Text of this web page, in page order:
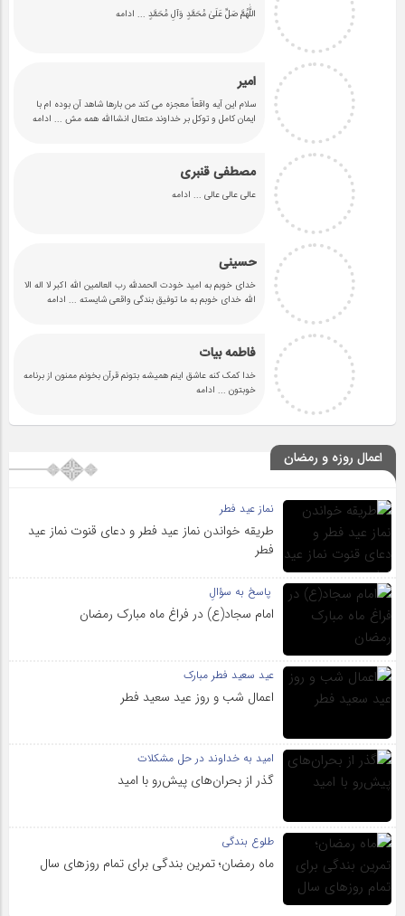
اللَّٰهُمَّ صَلِّ عَلَىٰ مُحَمَّدٍ وَآلِ مُحَمَّدٍ ... ادامه
امیر
سلام این آیه واقعاً معجزه می کند من بارها شاهد آن بوده ام با
ایمان کامل و توکل بر خداوند متعال انشاالله همه مش ... ادامه
مصطفی قنبری
عالی عالی عالی ... ادامه
حسینی
خدای خوبم به امید خودت الحمدلله رب العالمین الله اکبر لا اله الا
الله خدای خوبم به ما توفیق بندگی واقعی شایسته ... ادامه
فاطمه بیات
خدا کمک کنه عاشق اینم همیشه بتونم قرآن بخونم ممنون از برنامه
خوبتون ... ادامه
اعمال روزه و رمضان
نماز عید فطر
طریقه خواندن نماز عید فطر و دعای قنوت نماز عید
فطر
پاسخ به سؤالِ
امام سجاد(ع) در فراغ ماه مبارک رمضان
عید سعید فطر مبارک
اعمال شب و روز عید سعید فطر
امید به خداوند در حل مشکلات
گذر از بحران‌های پیش‌رو با امید
طلوع بندگی
ماه رمضان؛ تمرین بندگی برای تمام روزهای سال